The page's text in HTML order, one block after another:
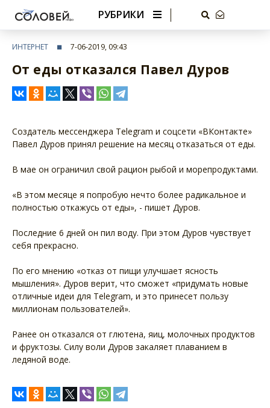
РУБРИКИ
ИНТЕРНЕТ 7-06-2019, 09:43
От еды отказался Павел Дуров
Создатель мессенджера Telegram и соцсети «ВКонтакте»
Павел Дуров принял решение на месяц отказаться от еды.
В мае он ограничил свой рацион рыбой и морепродуктами.
«В этом месяце я попробую нечто более радикальное и
полностью откажусь от еды», - пишет Дуров.
Последние 6 дней он пил воду. При этом Дуров чувствует
себя прекрасно.
По его мнению «отказ от пищи улучшает ясность
мышления». Дуров верит, что сможет «придумать новые
отличные идеи для Telegram, и это принесет пользу
миллионам пользователей».
Ранее он отказался от глютена, яиц, молочных продуктов
и фруктозы. Силу воли Дуров закаляет плаванием в
ледяной воде.